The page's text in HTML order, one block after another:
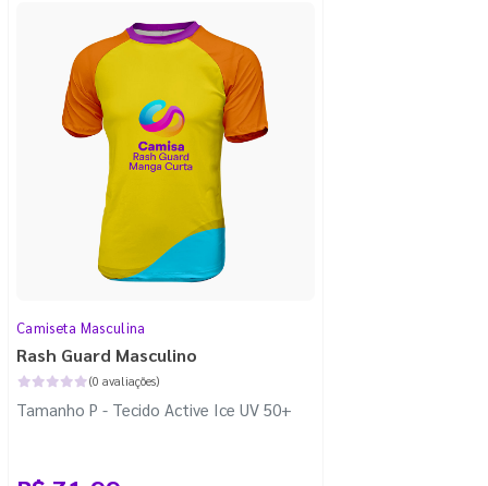
Camiseta Masculina
Rash Guard Masculino
(0 avaliações)
Tamanho P - Tecido Active Ice UV 50+